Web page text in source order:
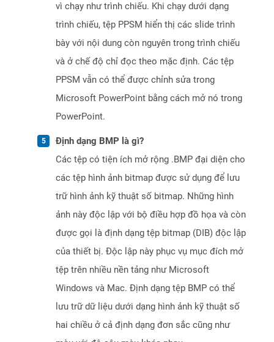
vì chạy như trình chiếu. Khi chạy dưới dạng
trình chiếu, tệp PPSM hiển thị các slide trình
bày với nội dung còn nguyên trong trình chiếu
và ở chế độ chỉ đọc theo mặc định. Các tệp
PPSM vẫn có thể được chỉnh sửa trong
Microsoft PowerPoint bằng cách mở nó trong
PowerPoint.
Định dạng BMP là gì?
Các tệp có tiện ích mở rộng .BMP đại diện cho
các tệp hình ảnh bitmap được sử dụng để lưu
trữ hình ảnh kỹ thuật số bitmap. Những hình
ảnh này độc lập với bộ điều hợp đồ họa và còn
được gọi là định dạng tệp bitmap (DIB) độc lập
của thiết bị. Độc lập này phục vụ mục đích mở
tệp trên nhiều nền tảng như Microsoft
Windows và Mac. Định dạng tệp BMP có thể
lưu trữ dữ liệu dưới dạng hình ảnh kỹ thuật số
hai chiều ở cả định dạng đơn sắc cũng như